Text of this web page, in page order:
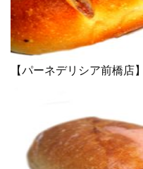
【パーネデリシア前橋